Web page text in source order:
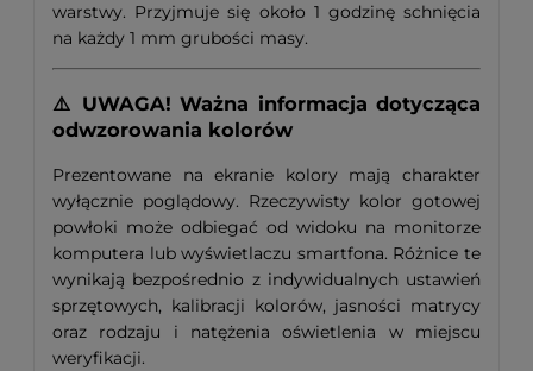
warstwy. Przyjmuje się około 1 godzinę schnięcia
na każdy 1 mm grubości masy.
⚠️ UWAGA! Ważna informacja dotycząca
odwzorowania kolorów
Prezentowane na ekranie kolory mają charakter
wyłącznie poglądowy. Rzeczywisty kolor gotowej
powłoki może odbiegać od widoku na monitorze
komputera lub wyświetlaczu smartfona. Różnice te
wynikają bezpośrednio z indywidualnych ustawień
sprzętowych, kalibracji kolorów, jasności matrycy
oraz rodzaju i natężenia oświetlenia w miejscu
weryfikacji.